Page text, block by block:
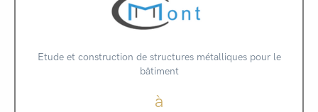
Etude et construction de structures métalliques pour le
bâtiment
à